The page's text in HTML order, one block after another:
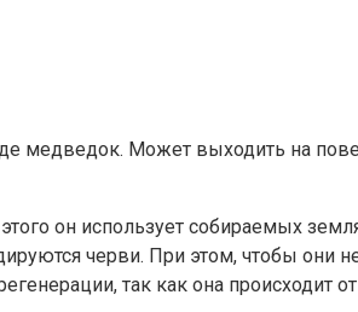
медведок. Может выходить на
он использует собираемых
черви. При этом, чтобы они
так как она происходит